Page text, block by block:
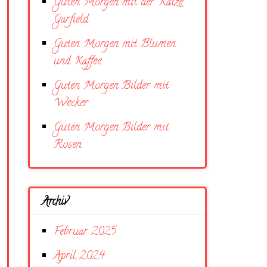
Garfield
Guten Morgen mit Blumen
und Kaffee
Guten Morgen Bilder mit
Wecker
Guten Morgen Bilder mit
Rosen
Archiv
Februar 2025
April 2024